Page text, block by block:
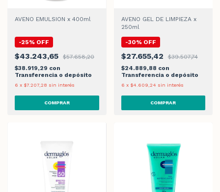
AVENO EMULSION x 400ml
-25% OFF
$43.243,65
$57.658,20
$38.919,29 con
Transferencia o depósito
6 x $7.207,28 sin interés
AVENO GEL DE LIMPIEZA x
250ml
-30% OFF
$27.655,42
$39.507,74
$24.889,88 con
Transferencia o depósito
6 x $4.609,24 sin interés